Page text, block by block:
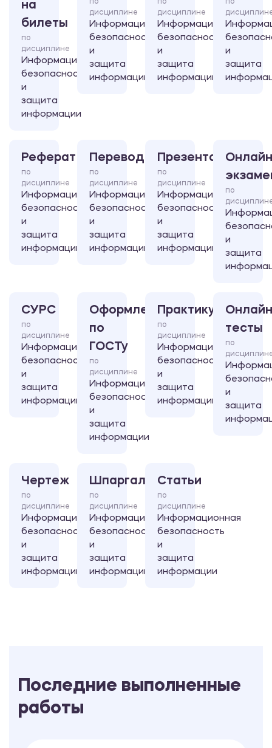
на
билеты
по
дисциплине
Информационная
безопасность
и
защита
информации
по
дисциплине
Информационная
безопасность
и
защита
информации
по
дисциплине
Информационная
безопасность
и
защита
информации
по
и
защита
Реферат
по
дисциплине
Информационная
безопасность
и
защита
информации
Перевод
по
дисциплине
Информационная
безопасность
и
защита
информации
Презентация
по
дисциплине
Информационная
безопасность
и
защита
информации
по
и
защита
СУРС
по
дисциплине
Информационная
безопасность
и
защита
информации
Оформление
по
ГОСТу
по
дисциплине
Информационная
безопасность
и
защита
информации
Практикум
по
дисциплине
Информационная
безопасность
и
защита
информации
тесты
по
и
защита
Чертеж
по
дисциплине
Информационная
безопасность
и
защита
информации
Шпаргалка
по
дисциплине
Информационная
безопасность
и
защита
информации
Статьи
по
дисциплине
Информационная
безопасность
и
защита
информации
Последние выполненные
работы